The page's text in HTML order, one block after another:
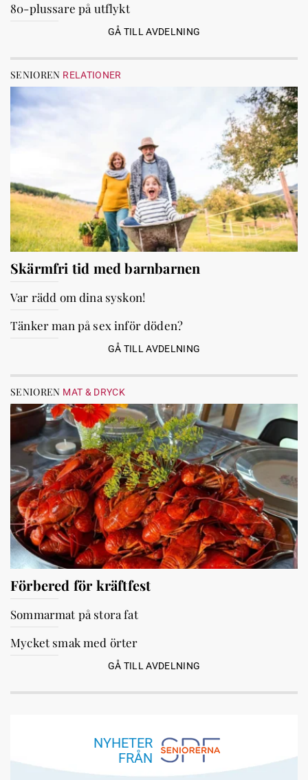
80-plussare på utflykt
GÅ TILL AVDELNING
SENIOREN RELATIONER
Skärmfri tid med barnbarnen
Var rädd om dina syskon!
Tänker man på sex inför döden?
GÅ TILL AVDELNING
SENIOREN MAT & DRYCK
Förbered för kräftfest
Sommarmat på stora fat
Mycket smak med örter
GÅ TILL AVDELNING
NYHETER
FRÅN